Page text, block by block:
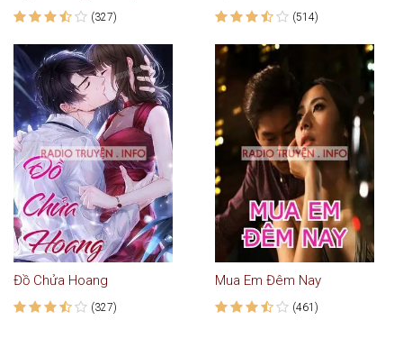
(327) (514)
Đồ Chửa Hoang
(327)
Mua Em Đêm Nay
(461)